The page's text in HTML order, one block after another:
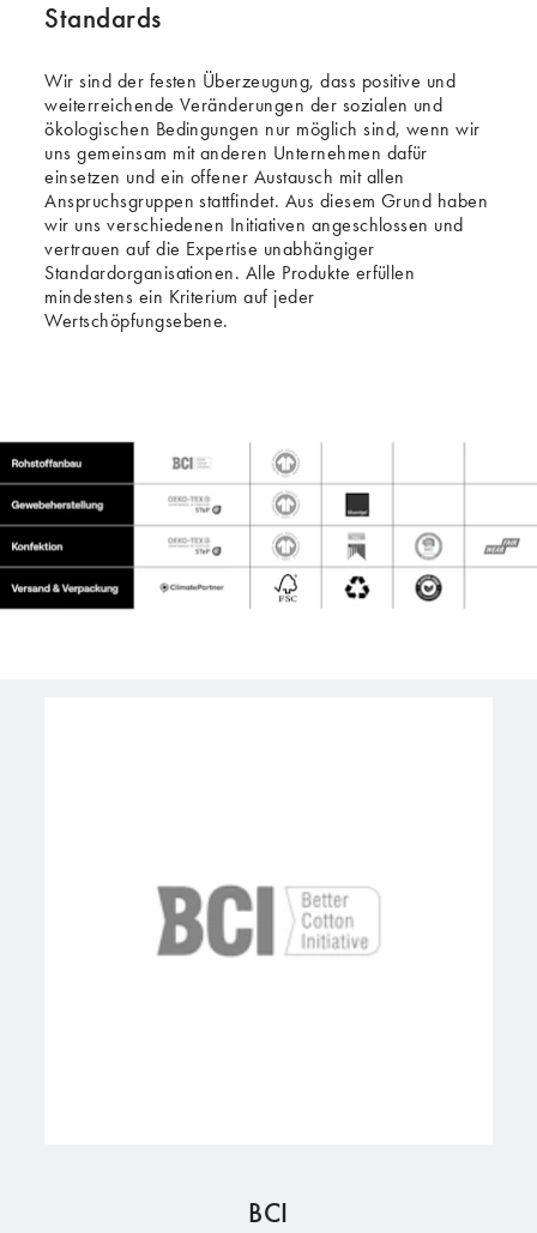
Standards
Wir sind der festen Überzeugung, dass positive und
weiterreichende Veränderungen der sozialen und
ökologischen Bedingungen nur möglich sind, wenn wir
uns gemeinsam mit anderen Unternehmen dafür
einsetzen und ein offener Austausch mit allen
Anspruchsgruppen stattfindet. Aus diesem Grund haben
wir uns verschiedenen Initiativen angeschlossen und
vertrauen auf die Expertise unabhängiger
Standardorganisationen. Alle Produkte erfüllen
mindestens ein Kriterium auf jeder
Wertschöpfungsebene.
BCI